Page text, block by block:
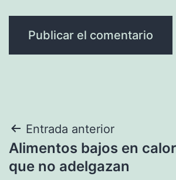
Navegación
de
Entrada anterior
Alimentos bajos en
que no adelgazan